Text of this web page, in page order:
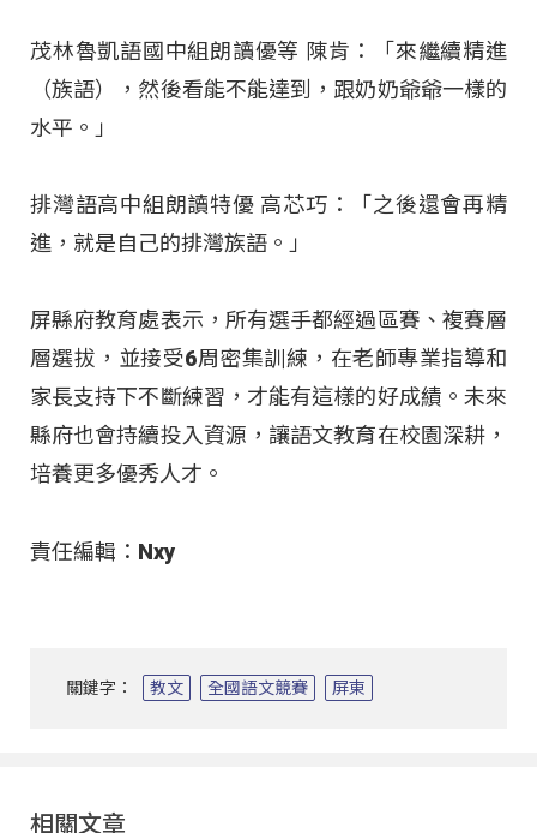
茂林魯凱語國中組朗讀優等 陳肯：「來繼續精進
（族語），然後看能不能達到，跟奶奶爺爺一樣的
水平。」
排灣語高中組朗讀特優 高芯巧：「之後還會再精
進，就是自己的排灣族語。」
屏縣府教育處表示，所有選手都經過區賽、複賽層
層選拔，並接受6周密集訓練，在老師專業指導和
家長支持下不斷練習，才能有這樣的好成績。未來
縣府也會持續投入資源，讓語文教育在校園深耕，
培養更多優秀人才。
責任編輯：Nxy
關鍵字： 教文 全國語文競賽 屏東
相關文章